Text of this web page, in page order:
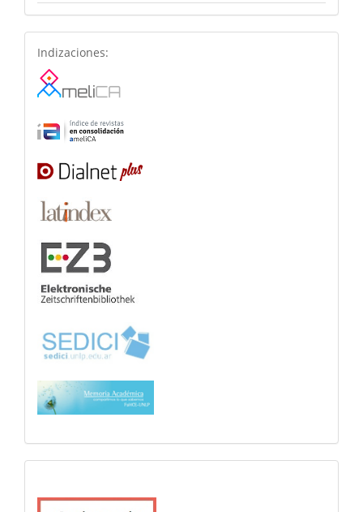
basesdedatos
Indizaciones: